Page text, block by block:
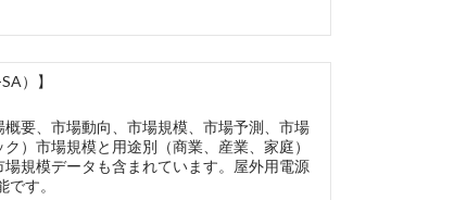
）】
要、市場動向、市場規模、市場予測、市場
）市場規模と用途別（商業、産業、家庭）
規模データも含まれています。屋外用電源
す。